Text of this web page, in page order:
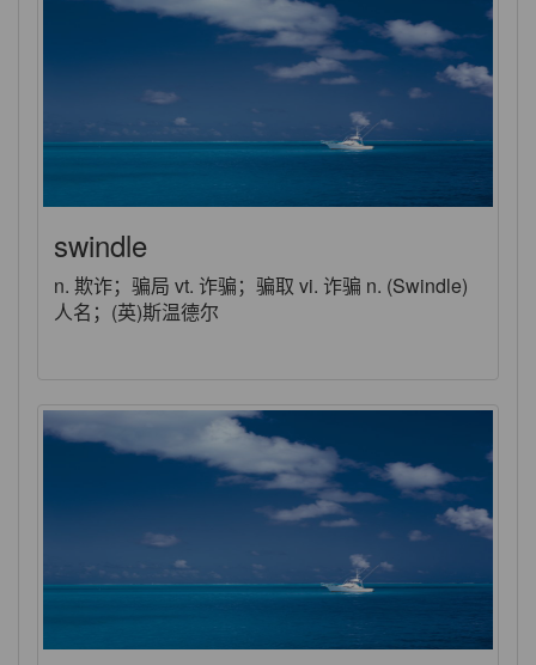
swindle
n. 欺诈；骗局 vt. 诈骗；骗取 vi. 诈骗 n. (Swindle)
人名；(英)斯温德尔